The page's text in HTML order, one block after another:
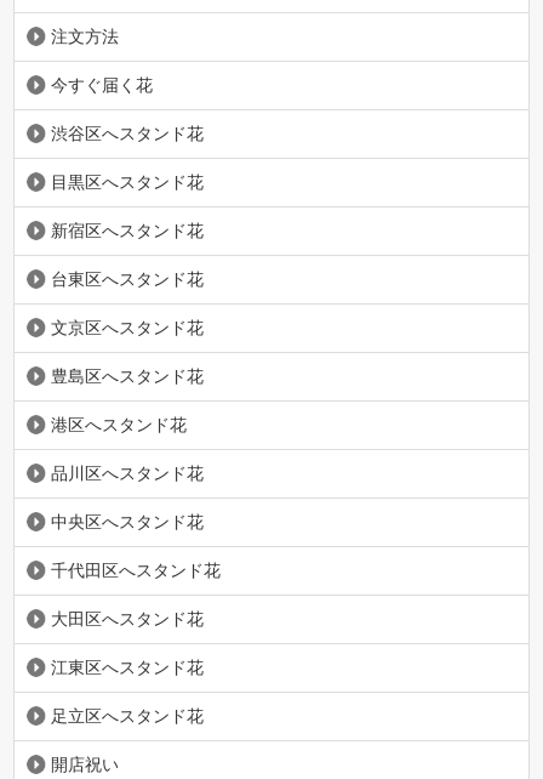
注文方法
今すぐ届く花
渋谷区へスタンド花
目黒区へスタンド花
新宿区へスタンド花
台東区へスタンド花
文京区へスタンド花
豊島区へスタンド花
港区へスタンド花
品川区へスタンド花
中央区へスタンド花
千代田区へスタンド花
大田区へスタンド花
江東区へスタンド花
足立区へスタンド花
開店祝い